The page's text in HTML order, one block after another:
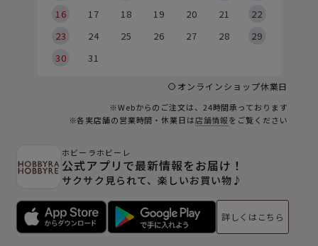
16
17 18 19 20 21
22
23
24 25 26 27 28
29
30
31
オンラインショップ休業日
※Webからのご注文は、24時間承っております
※各実店舗の営業時間・休業日は店舗情報をご覧ください
ホビーラホビーレ
公式アプリで最新情報をお届け！
サクサク見られて、楽しいお買い物♪
詳しくはこちら